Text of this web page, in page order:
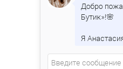
Добро
Бутик»!🌸
Я